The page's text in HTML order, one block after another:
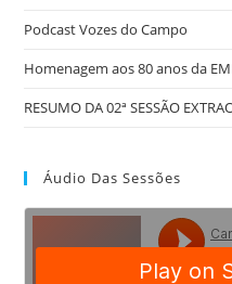
Podcast Vozes do Campo
Homenagem aos 80 anos da
RESUMO DA 02ª SESSÃO
Áudio Das Sessões